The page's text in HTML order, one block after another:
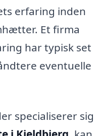
erfaring inden
Et firma
har typisk set
eventuelle
specialiserer sig